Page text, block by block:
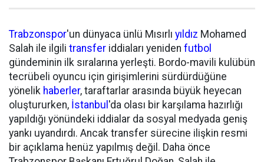
Trabzonspor'un dünyaca ünlü Mısırlı yıldız Mohamed
Salah ile ilgili transfer iddiaları yeniden futbol
gündeminin ilk sıralarına yerleşti. Bordo-mavili kulübün
tecrübeli oyuncu için girişimlerini sürdürdüğüne
yönelik haberler, taraftarlar arasında büyük heyecan
oluştururken, İstanbul 'da olası bir karşılama hazırlığı
yapıldığı yönündeki iddialar da sosyal medyada geniş
yankı uyandırdı. Ancak transfer sürecine ilişkin resmi
bir açıklama henüz yapılmış değil. Daha önce